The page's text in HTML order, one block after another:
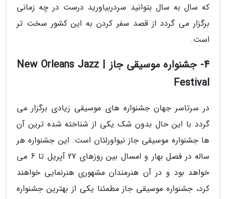
که سال به سال بتوانید سردربیاورید درست در چه زمانی
برگزار می گردد از قصد سفر کردن به این کشور سخت تر
است.
4- جشنواره موسیقی جاز | New Orleans Jazz
Festival
در سرتاسر جهان جشنواره های موسیقی زیادی برگزار می
گردد با این حال بدون شک یکی از شناخته شده ترین آن
ها جشنواره موسیقی جاز نیواورلئان است. این جشنواره هر
ساله در فصل بهار و امسال بین روزهای 27 آپریل تا 6 می
خواهد بود و در آن هنرمندان مشهوری هنرنمایی خواهند
کرد، جشنواره موسیقی جاز مطمئنا یکی از بهترین جشنواره